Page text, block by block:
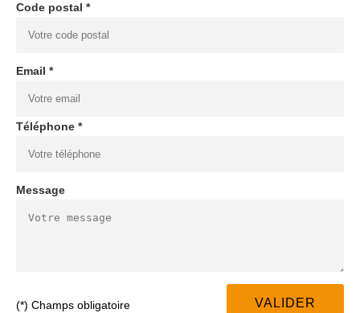
Code postal *
Email *
Téléphone *
Message
(*) Champs obligatoire